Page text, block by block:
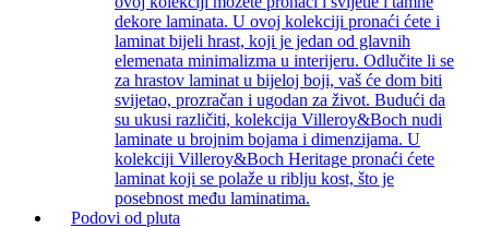
dekore laminata. U ovoj kolekciji pronaći ćete i
laminat bijeli hrast, koji je jedan od glavnih
elemenata minimalizma u interijeru. Odlučite li se
za hrastov laminat u bijeloj boji, vaš će dom biti
svijetao, prozračan i ugodan za život. Budući da
su ukusi različiti, kolekcija Villeroy&Boch nudi
laminate u brojnim bojama i dimenzijama. U
kolekciji Villeroy&Boch Heritage pronaći ćete
laminat koji se polaže u riblju kost, što je
posebnost među laminatima.
Podovi od pluta